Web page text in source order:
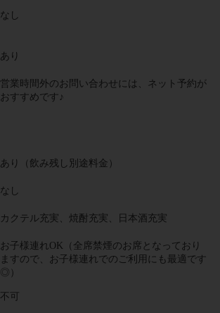
なし
あり
営業時間外のお問い合わせには、ネット予約が
おすすめです♪
あり（飲み残し別途料金）
なし
カクテル充実、焼酎充実、日本酒充実
お子様連れOK（全席禁煙のお席となっており
ますので、お子様連れでのご利用にも最適です
◎）
不可